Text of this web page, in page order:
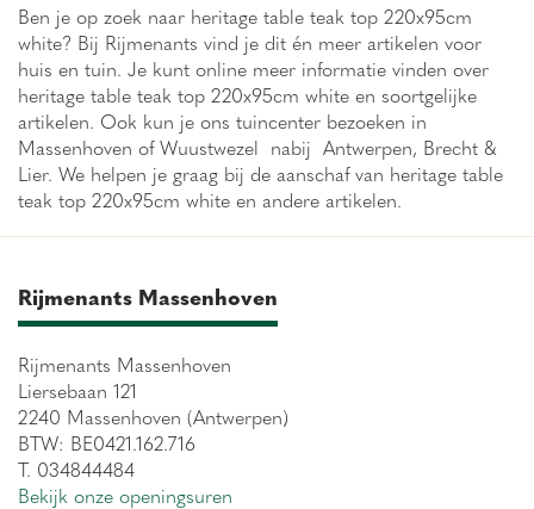
Ben je op zoek naar heritage table teak top 220x95cm
white? Bij Rijmenants vind je dit én meer artikelen voor
huis en tuin. Je kunt online meer informatie vinden over
heritage table teak top 220x95cm white en soortgelijke
artikelen. Ook kun je ons tuincenter bezoeken in
Massenhoven of Wuustwezel nabij Antwerpen, Brecht &
Lier. We helpen je graag bij de aanschaf van heritage table
teak top 220x95cm white en andere artikelen.
Rijmenants Massenhoven
Rijmenants Massenhoven
Liersebaan 121
2240 Massenhoven (Antwerpen)
BTW: BE0421.162.716
T. 034844484
Bekijk onze openingsuren